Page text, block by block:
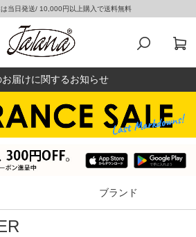
当日発送/ 10,000円以上購入で送料無料
届けに関するお知らせ
ブランド